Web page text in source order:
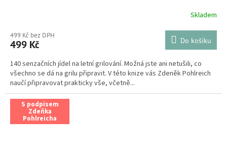
Skladem
499 Kč bez DPH
499 Kč Do košíku
140 senzačních jídel na letní grilování. Možná jste ani netušili, co
všechno se dá na grilu připravit. V této knize vás Zdeněk Pohlreich
naučí připravovat prakticky vše, včetně...
S podpisem
Zdeňka
Pohlreicha